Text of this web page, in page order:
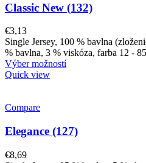
Classic New (132)
€3,13
Single Jersey, 100 % bavlna
% bavlna, 3 % viskóza, farba 12 -
Výber možností
Quick view
Compare
Elegance (127)
€8,69